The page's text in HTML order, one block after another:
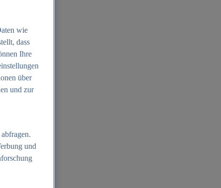
wie
dass
Ihre
über
und zur
und